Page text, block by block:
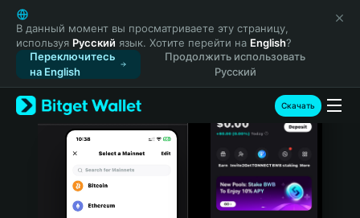
English
日本語
Tiếng Việt
Русский
Español (Latinoamérica)
Türkçe
Italiano
В данный момент вы просматриваете эту страницу,
используя Русский язык. Хотите перейти на English?
Переключитесь
на English
Продолжить использовать
Русский
Скачать